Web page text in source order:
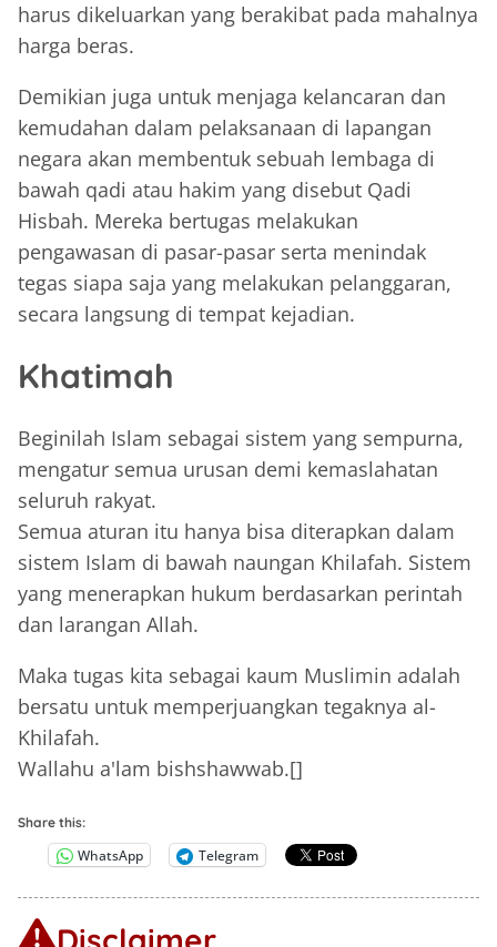
harus dikeluarkan yang berakibat pada mahalnya
harga beras.
Demikian juga untuk menjaga kelancaran dan
kemudahan dalam pelaksanaan di lapangan
negara akan membentuk sebuah lembaga di
bawah qadi atau hakim yang disebut Qadi
Hisbah. Mereka bertugas melakukan
pengawasan di pasar-pasar serta menindak
tegas siapa saja yang melakukan pelanggaran,
secara langsung di tempat kejadian.
Khatimah
Beginilah Islam sebagai sistem yang sempurna,
mengatur semua urusan demi kemaslahatan
seluruh rakyat.
Semua aturan itu hanya bisa diterapkan dalam
sistem Islam di bawah naungan Khilafah. Sistem
yang menerapkan hukum berdasarkan perintah
dan larangan Allah.
Maka tugas kita sebagai kaum Muslimin adalah
bersatu untuk memperjuangkan tegaknya al-
Khilafah.
Wallahu a'lam bishshawwab.[]
Share this:
WhatsApp Telegram